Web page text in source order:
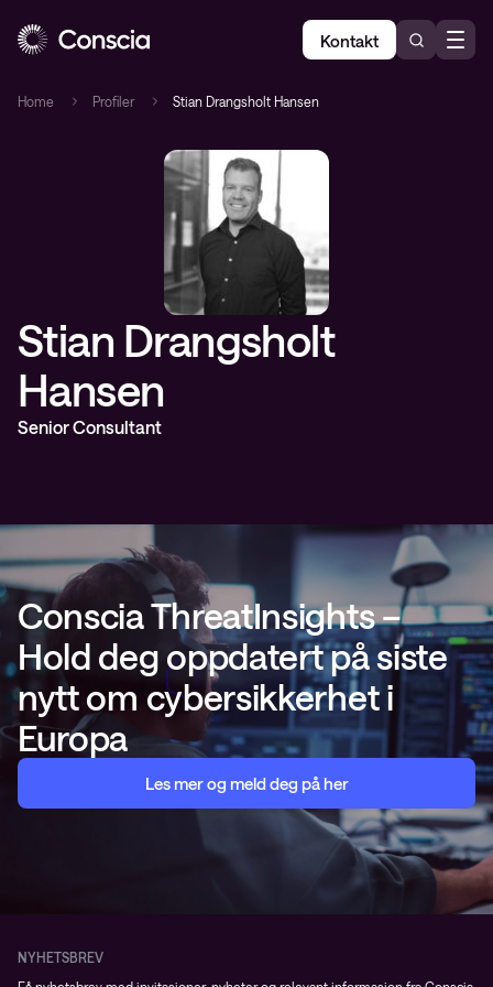
Kontakt
Home Profiler Stian Drangsholt Hansen
Stian Drangsholt
Hansen
Senior Consultant
Conscia ThreatInsights –
Hold deg oppdatert på siste
nytt om cybersikkerhet i
Europa
Les mer og meld deg på her
NYHETSBREV